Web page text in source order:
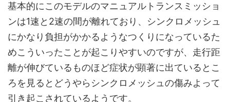
基本的にこのモデルのマニュアルトランスミッショ
ンは1速と2速の間が離れており、シンクロメッシュ
にかなり負担がかかるようなつくりになっているた
めこういったことが起こりやすいのですが、走行距
離が伸びているものほど症状が顕著に出ているとこ
ろを見るとどうやらシンクロメッシュの傷みよって
引き起こされているようです。